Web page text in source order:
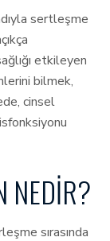
sertleşme
etkileyen
bilmek,
cinsel
NEDIR?
sırasında